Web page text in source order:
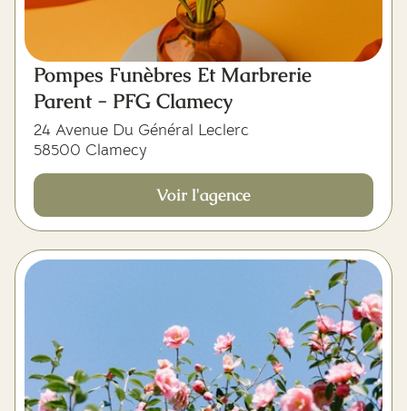
Pompes Funèbres Et Marbrerie
Parent - PFG Clamecy
24 Avenue Du Général Leclerc
58500 Clamecy
Voir l'agence